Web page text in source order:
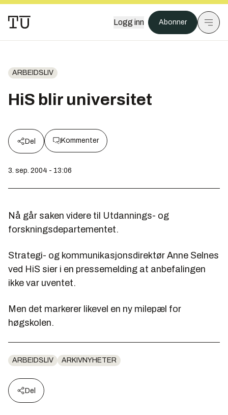
Logg inn Abonner
ARBEIDSLIV
HiS blir universitet
Del Kommenter
3. sep. 2004 - 13:06
Nå går saken videre til Utdannings- og
forskningsdepartementet.
Strategi- og kommunikasjonsdirektør Anne Selnes
ved HiS sier i en pressemelding at anbefalingen
ikke var uventet.
Men det markerer likevel en ny milepæl for
høgskolen.
ARBEIDSLIV ARKIVNYHETER
Del